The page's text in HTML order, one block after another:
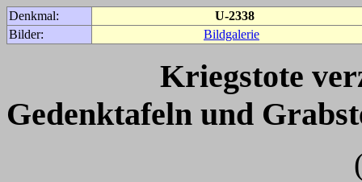
Denkmal:
U-2338
Bilder:
Bildgalerie
Kriegstote
Gedenktafeln und
(Für weitere